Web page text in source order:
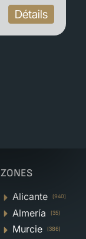
Détails
ZONES
Alicante (940)
Almería (35)
Murcie (386)